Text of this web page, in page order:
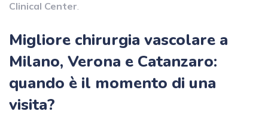
Clinical Center.
Migliore chirurgia vascolare a
Milano, Verona e Catanzaro:
quando è il momento di una
visita?